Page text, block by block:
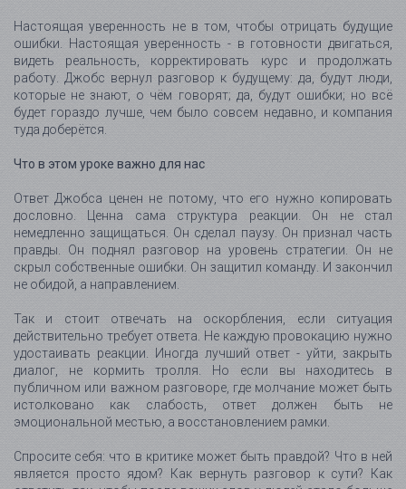
Настоящая уверенность не в том, чтобы отрицать будущие
ошибки. Настоящая уверенность - в готовности двигаться,
видеть реальность, корректировать курс и продолжать
работу. Джобс вернул разговор к будущему: да, будут люди,
которые не знают, о чём говорят; да, будут ошибки; но всё
будет гораздо лучше, чем было совсем недавно, и компания
туда доберётся.
Что в этом уроке важно для нас
Ответ Джобса ценен не потому, что его нужно копировать
дословно. Ценна сама структура реакции. Он не стал
немедленно защищаться. Он сделал паузу. Он признал часть
правды. Он поднял разговор на уровень стратегии. Он не
скрыл собственные ошибки. Он защитил команду. И закончил
не обидой, а направлением.
Так и стоит отвечать на оскорбления, если ситуация
действительно требует ответа. Не каждую провокацию нужно
удостаивать реакции. Иногда лучший ответ - уйти, закрыть
диалог, не кормить тролля. Но если вы находитесь в
публичном или важном разговоре, где молчание может быть
истолковано как слабость, ответ должен быть не
эмоциональной местью, а восстановлением рамки.
Спросите себя: что в критике может быть правдой? Что в ней
является просто ядом? Как вернуть разговор к сути? Как